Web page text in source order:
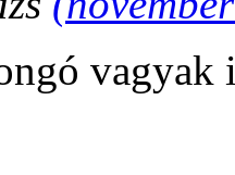
vagyak